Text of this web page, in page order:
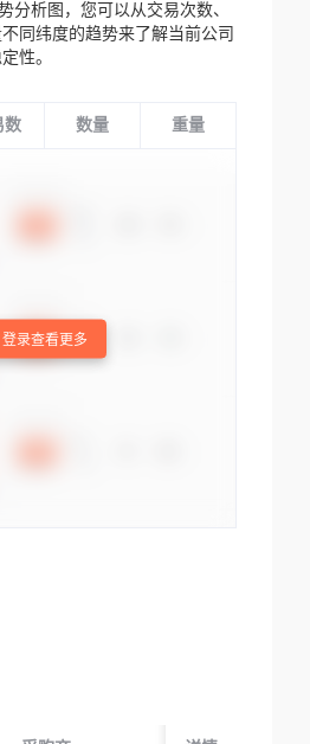
分析图，您可以从交易次数、
同纬度的趋势来了解当前公司
性。
数 数量 重量
登录查看更多